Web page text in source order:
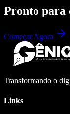
Pronto para
Começar Agora
Transformando o
Links